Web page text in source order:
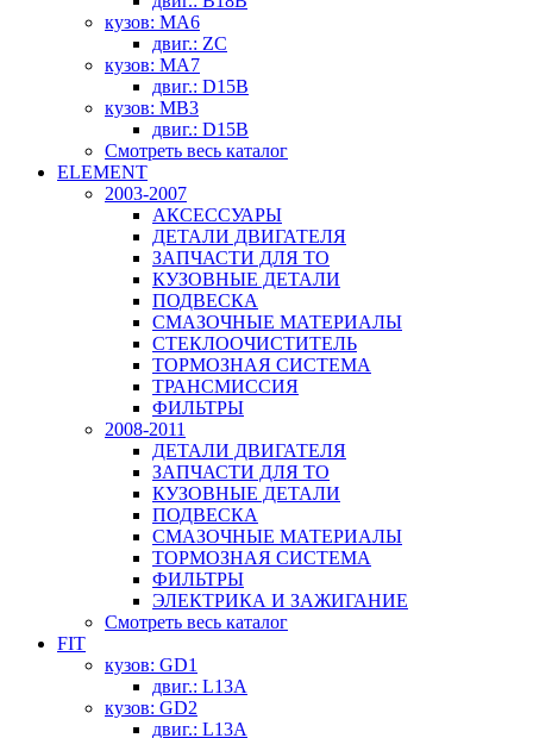
кузов: MA6
двиг.: ZC
кузов: MA7
двиг.: D15B
кузов: MB3
двиг.: D15B
Смотреть весь каталог
ELEMENT
2003-2007
АКСЕССУАРЫ
ДЕТАЛИ ДВИГАТЕЛЯ
ЗАПЧАСТИ ДЛЯ ТО
КУЗОВНЫЕ ДЕТАЛИ
ПОДВЕСКА
СМАЗОЧНЫЕ МАТЕРИАЛЫ
СТЕКЛООЧИСТИТЕЛЬ
ТОРМОЗНАЯ СИСТЕМА
ТРАНСМИССИЯ
ФИЛЬТРЫ
2008-2011
ДЕТАЛИ ДВИГАТЕЛЯ
ЗАПЧАСТИ ДЛЯ ТО
КУЗОВНЫЕ ДЕТАЛИ
ПОДВЕСКА
СМАЗОЧНЫЕ МАТЕРИАЛЫ
ТОРМОЗНАЯ СИСТЕМА
ФИЛЬТРЫ
ЭЛЕКТРИКА И ЗАЖИГАНИЕ
Смотреть весь каталог
FIT
кузов: GD1
двиг.: L13A
кузов: GD2
двиг.: L13A